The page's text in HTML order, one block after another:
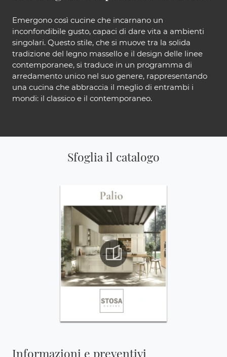
Emergono così cucine che incarnano un
inconfondibile gusto, capaci di dare vita a ambienti
singolari. Questo stile, che si muove tra la solida
tradizione del legno massello e il design delle linee
contemporanee, si traduce in un programma di
arredamento unico nel suo genere, rappresentando
una cucina che abbraccia il meglio di entrambi i
mondi: il classico e il contemporaneo.
Sfoglia il catalogo
Informazioni e preventivi